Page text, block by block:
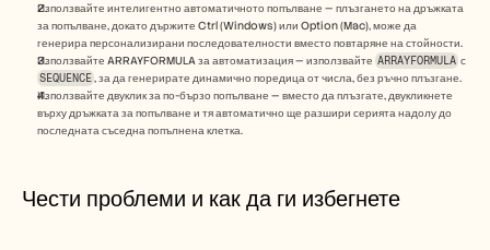
Използвайте интелигентно автоматичното попълване — плъзгането на дръжката
за попълване, докато държите Ctrl (Windows) или Option (Mac), може да
генерира персонализирани последователности вместо повтаряне на стойности.
Използвайте ARRAYFORMULA за автоматизация — използвайте ARRAYFORMULA
SEQUENCE, за да генерирате динамично поредица от числа, без ръчно плъзгане.
Използвайте двуклик за по-бързо попълване — вместо да плъзгате, двукликнете
върху дръжката за попълване и тя автоматично ще разшири серията надолу до
последната съседна попълнена клетка.
Чести проблеми и как да ги избегнете